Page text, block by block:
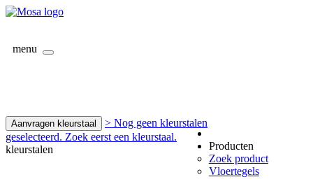
menu
Aanvragen kleurstaal
> Nog geen kleurstalen
geselecteerd. Zoek eerst een kleurstaal.
kleurstalen
Producten
Zoek product
Vloertegels